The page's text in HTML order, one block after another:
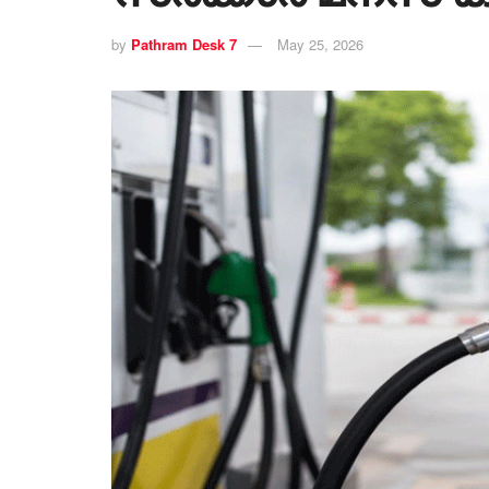
by Pathram Desk 7 May 25, 2026